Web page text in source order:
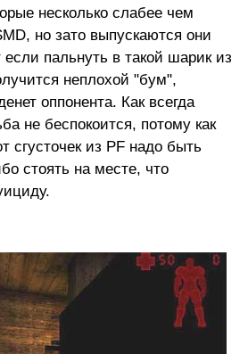
несколько слабее чем
но зато выпускаются они
пальнуть в такой шарик из
неплохой "бум",
оппонента. Как всегда
не беспокоится, потому как
сгусточек из PF надо быть
стоять на месте, что